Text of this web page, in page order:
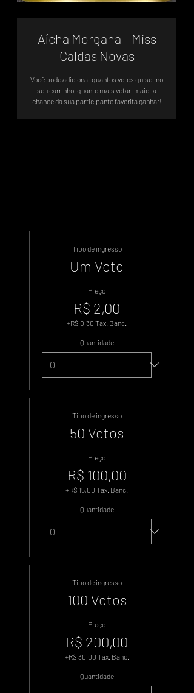
Aícha Morgana - Miss
Caldas Novas
Você pode adicionar quantos votos quiser no
seu carrinho, quanto mais votar, maior a
chance da sua participante favorita ganhar!
Tipo de ingresso
Um Voto
Preço
R$ 2,00
+R$ 0,30 Tax. Banc.
Quantidade
Tipo de ingresso
50 Votos
Preço
R$ 100,00
+R$ 15,00 Tax. Banc.
Quantidade
Tipo de ingresso
100 Votos
Preço
R$ 200,00
+R$ 30,00 Tax. Banc.
Quantidade